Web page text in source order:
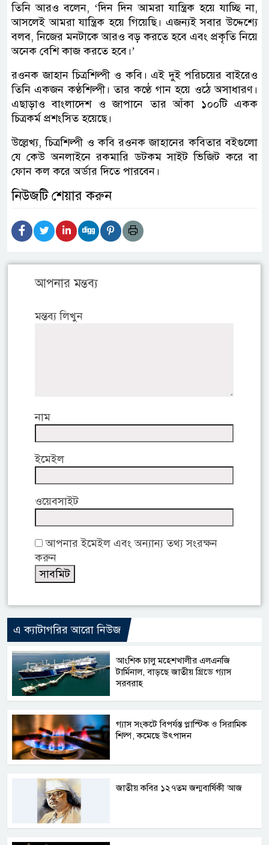
তিনি আরও বলেন, ‘দিন দিন আমরা যান্ত্রিক হয়ে যাচ্ছি না,
আসলেই আমরা যান্ত্রিক হয়ে গিয়েছি। এজন্যই সবার উদ্দেশ্যে
বলব, নিজের মনটাকে আরও বড় করতে হবে এবং প্রকৃতি নিয়ে
অনেক বেশি কাজ করতে হবে।’
রওনক জাহান চিত্রশিল্পী ও কবি। এই দুই পরিচয়ের বাইরেও
তিনি একজন কণ্ঠশিল্পী। তার কণ্ঠে গান হয়ে ওঠে অসাধারণ।
এছাড়াও বাংলাদেশ ও জাপানে তার আঁকা ১০০টি একক
চিত্রকর্ম প্রশংসিত হয়েছে।
উল্লেখ্য, চিত্রশিল্পী ও কবি রওনক জাহানের কবিতার বইগুলো
যে কেউ অনলাইনে রকমারি ডটকম সাইট ভিজিট করে বা
ফোন কল করে অর্ডার দিতে পারবেন।
নিউজটি শেয়ার করুন
আপনার মন্তব্য
মন্তব্য লিখুন
নাম
ইমেইল
ওয়েবসাইট
আপনার ইমেইল এবং অন্যান্য তথ্য সংরক্ষন
করুন
এ ক্যাটাগরির আরো নিউজ
আংশিক চালু মহেশখালীর এলএনজি
টার্মিনাল, বাড়ছে জাতীয় গ্রিডে গ্যাস
সরবরাহ
গ্যাস সংকটে বিপর্যস্ত প্লাস্টিক ও সিরামিক
শিল্প, কমেছে উৎপাদন
জাতীয় কবির ১২৭তম জন্মবার্ষিকী আজ